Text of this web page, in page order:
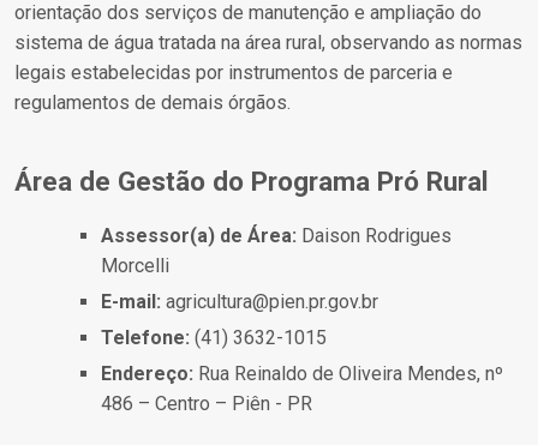
orientação dos serviços de manutenção e ampliação do
sistema de água tratada na área rural, observando as normas
legais estabelecidas por instrumentos de parceria e
regulamentos de demais órgãos.
Área de Gestão do Programa Pró Rural
Assessor(a) de Área: Daison Rodrigues
Morcelli
E-mail: agricultura@pien.pr.gov.br
Telefone: (41) 3632-1015
Endereço: Rua Reinaldo de Oliveira Mendes, nº
486 – Centro – Piên - PR